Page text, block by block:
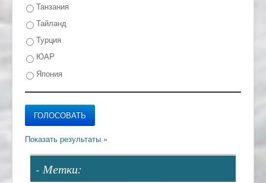
Танзания
Тайланд
Турция
ЮАР
Япония
- Метки: